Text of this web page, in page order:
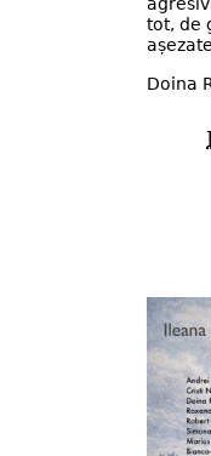
tot, de
Doina